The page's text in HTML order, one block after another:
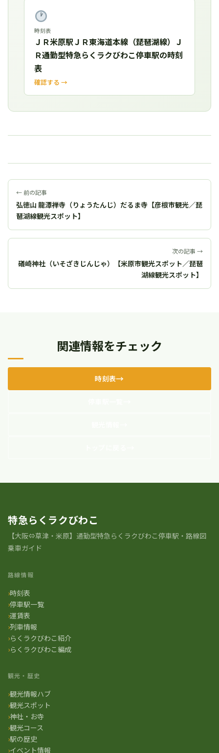
時刻表
ＪＲ米原駅ＪＲ東海道本線（琵琶湖線）Ｊ
Ｒ通勤型特急らくラクびわこ停車駅の時刻
表
確認する →
← 前の記事
弘徳山 龍潭禅寺（りょうたんじ）だるま寺【彦根市観光／琵
琶湖線観光スポット】
次の記事 →
礒崎神社（いそざきじんじゃ）【米原市観光スポット／琵琶
湖線観光スポット】
関連情報をチェック
時刻表
特急らくラクびわこ
【大阪⇔草津・米原】通勤型特急らくラクびわこ停車駅・路線図
乗車ガイド
路線情報
時刻表
停車駅一覧
運賃表
列車情報
らくラクびわこ紹介
らくラクびわこ編成
観光・歴史
観光情報ハブ
観光スポット
神社・お寺
観光コース
駅の歴史
イベント情報